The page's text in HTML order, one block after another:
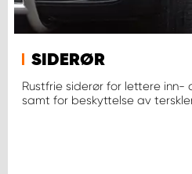
SIDERØR
Rustfrie siderør for lettere inn-
samt for beskyttelse av
WORK SYSTEM OSLO
WORK SYSTEM STAVANGER
WORK SYSTEM TRONDHEIM